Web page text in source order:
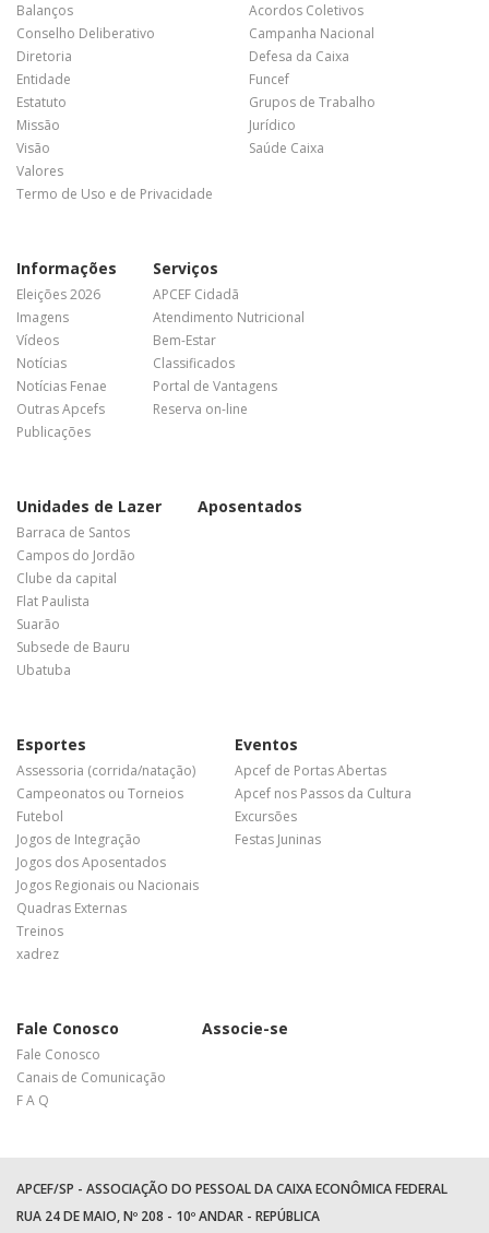
Balanços
Conselho Deliberativo
Diretoria
Entidade
Estatuto
Missão
Visão
Valores
Termo de Uso e de Privacidade
Acordos Coletivos
Campanha Nacional
Defesa da Caixa
Funcef
Grupos de Trabalho
Jurídico
Saúde Caixa
Informações
Eleições 2026
Imagens
Vídeos
Notícias
Notícias Fenae
Outras Apcefs
Publicações
Serviços
APCEF Cidadã
Atendimento Nutricional
Bem-Estar
Classificados
Portal de Vantagens
Reserva on-line
Unidades de Lazer
Barraca de Santos
Campos do Jordão
Clube da capital
Flat Paulista
Suarão
Subsede de Bauru
Ubatuba
Aposentados
Esportes
Assessoria (corrida/natação)
Campeonatos ou Torneios
Futebol
Jogos de Integração
Jogos dos Aposentados
Jogos Regionais ou Nacionais
Quadras Externas
Treinos
xadrez
Eventos
Apcef de Portas Abertas
Apcef nos Passos da Cultura
Excursões
Festas Juninas
Fale Conosco
Fale Conosco
Canais de Comunicação
F A Q
Associe-se
APCEF/SP - ASSOCIAÇÃO DO PESSOAL DA CAIXA ECONÔMICA FEDERAL
RUA 24 DE MAIO, Nº 208 - 10º ANDAR - REPÚBLICA